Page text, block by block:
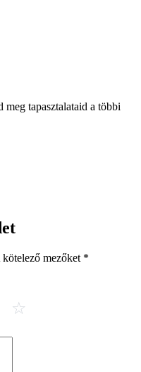
meg tapasztalataid a többi
kötelező mezőket *